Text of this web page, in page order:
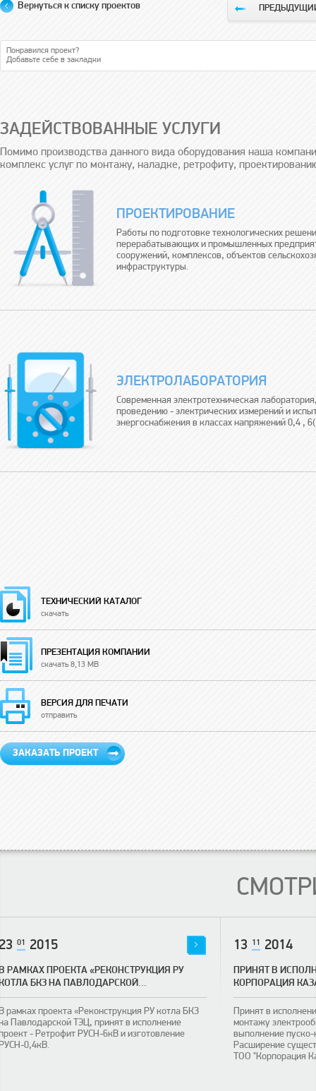
Вернуться к списку проектов
Понравился проект?
Добавьте себе в закладки
ЗАДЕЙСТВОВАННЫЕ УСЛУГИ
Помимо производства данного вида оборудования наша
комплекс услуг по монтажу, наладке, ретрофиту,
ПРОЕКТИРОВАНИЕ
Работы по подготовке технологических
перерабатывающих и промышленных
сооружений, комплексов, объектов
инфраструктуры.
ЭЛЕКТРОЛАБОРАТОРИЯ
Современная электротехническая
проведению - электрических измерений и
энергоснабжения в классах напряжений 0,4 ,
ТЕХНИЧЕСКИЙ КАТАЛОГ
скачать
ПРЕЗЕНТАЦИЯ КОМПАНИИ
скачать 8,13 MB
ВЕРСИЯ ДЛЯ ПЕЧАТИ
отправить
ЗАКАЗАТЬ ПРОЕКТ
01 2015
РАМКАХ ПРОЕКТА «РЕКОНСТРУКЦИЯ РУ
БКЗ НА ПАВЛОДАРСКОЙ...
рамках проекта «Реконструкция РУ котла БКЗ
Павлодарской ТЭЦ, принят в исполнение
- Ретрофит РУСН-6кВ и изготовление
0,4кВ.
13 11 2014
ПРИНЯТ В
КОРПОРАЦИЯ
Принят в
монтажу
выполнение
Расширение
ТОО "Корпорация